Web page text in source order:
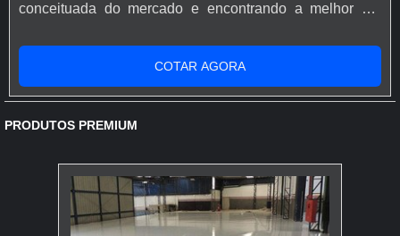
conceituada do mercado e encontrando a melhor em
resina epóxi para piso de concreto, com os profissionais
especializados da Rápido Epóxi o cliente conseguirá
proteção com comprometimento com o resultado dos
clientes.MAIS SOBRE...
COTAR AGORA
PRODUTOS PREMIUM